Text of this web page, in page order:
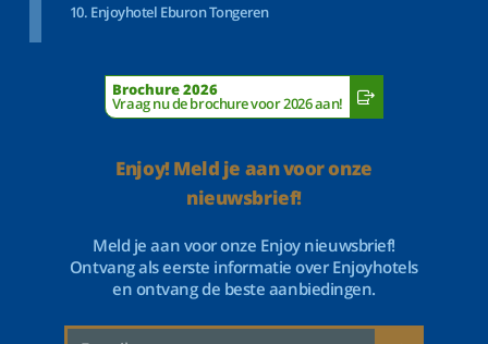
Enjoyhotel Eburon Tongeren
Brochure 2026
Vraag nu de brochure voor 2026 aan!
Enjoy! Meld je aan voor onze
nieuwsbrief!
Meld je aan voor onze Enjoy nieuwsbrief!
Ontvang als eerste informatie over Enjoyhotels
en ontvang de beste aanbiedingen.